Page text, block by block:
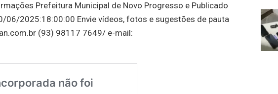
Prefeitura Municipal de Novo Progresso e Publicado
06/2025:18:00:00 Envie vídeos, fotos e sugestões de pauta
(93) 98117 7649/ e-mail: